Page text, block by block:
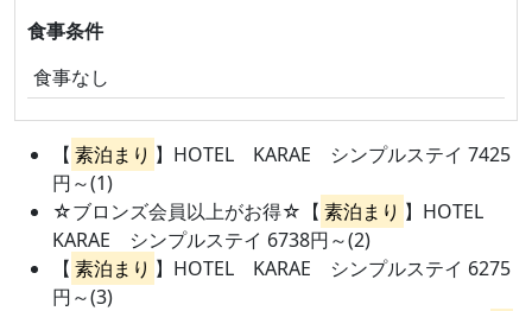
食事条件
食事なし
【 素泊まり 】HOTEL KARAE シンプルステイ 7425
円～(1)
☆ブロンズ会員以上がお得☆【 素泊まり 】HOTEL
KARAE シンプルステイ 6738円～(2)
【 素泊まり 】HOTEL KARAE シンプルステイ 6275
円～(3)